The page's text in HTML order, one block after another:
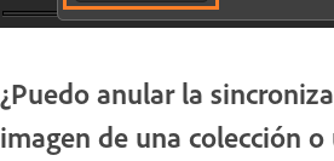
¿Puedo anular la
imagen de una colección